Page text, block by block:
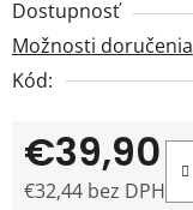
Dostupnosť
Možnosti doručenia
Kód:
€39,90
€32,44 bez DPH